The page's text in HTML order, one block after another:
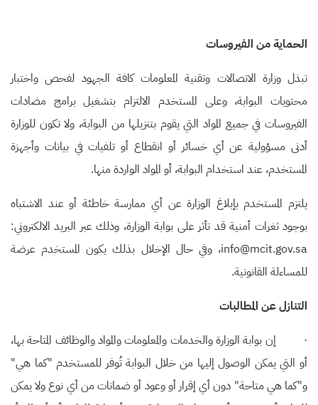
الحماية من الفيروسات
تبذل وزارة الاتصالات وتقنية المعلومات كافة الجهود لفحص واختبار
محتويات البوابة، وعلى المستخدم الالتزام بتشغيل برامج مضادات
الفيروسات في جميع المواد التي يقوم بتنزيلها من البوابة، ولا تكون للوزارة
أدنى مسؤولية عن أي خسائر أو انقطاع أو تلفيات في بيانات وأجهزة
المستخدم، عند استخدام البوابة، أو المواد الواردة منها.
يلتزم المستخدم بإبلاغ الوزارة عن أي ممارسة خاطئة أو عند الاشتباه
بوجود ثغرات أمنية قد تأثر على بوابة الوزارة، وذلك عبر البريد الالكتروني:
info@mcit.gov.sa، وفي حال الإخلال بذلك يكون المستخدم عرضة
للمساءلة القانونية.
التنازل عن المطالبات
·
إن بوابة الوزارة والخدمات والمعلومات والمواد والوظائف المتاحة بها،
أو التي يمكن الوصول إليها من خلال البوابة تُوفر للمستخدم "كما هي"
و"كما هي متاحة" دون أي إقرار أو وعود أو ضمانات من أي نوع ولا يمكن